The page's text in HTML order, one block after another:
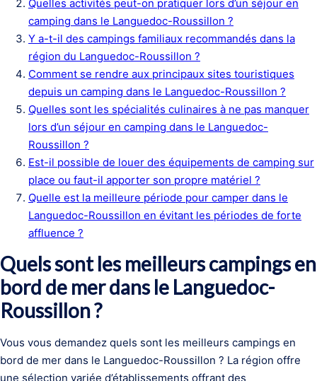
Quelles activités peut-on pratiquer lors d’un séjour en
camping dans le Languedoc-Roussillon ?
Y a-t-il des campings familiaux recommandés dans la
région du Languedoc-Roussillon ?
Comment se rendre aux principaux sites touristiques
depuis un camping dans le Languedoc-Roussillon ?
Quelles sont les spécialités culinaires à ne pas manquer
lors d’un séjour en camping dans le Languedoc-
Roussillon ?
Est-il possible de louer des équipements de camping sur
place ou faut-il apporter son propre matériel ?
Quelle est la meilleure période pour camper dans le
Languedoc-Roussillon en évitant les périodes de forte
affluence ?
Quels sont les meilleurs campings en
bord de mer dans le Languedoc-
Roussillon ?
Vous vous demandez quels sont les meilleurs campings en
bord de mer dans le Languedoc-Roussillon ? La région offre
une sélection variée d’établissements offrant des